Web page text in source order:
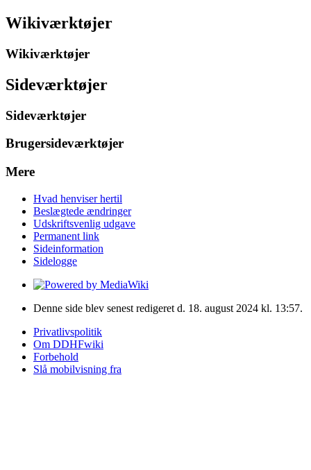
Wikiværktøjer
Wikiværktøjer
Sideværktøjer
Sideværktøjer
Brugersideværktøjer
Mere
Hvad henviser hertil
Beslægtede ændringer
Udskriftsvenlig udgave
Permanent link
Sideinformation
Sidelogge
Denne side blev senest redigeret d. 18. august 2024 kl. 13:57.
Privatlivspolitik
Om DDHFwiki
Forbehold
Slå mobilvisning fra